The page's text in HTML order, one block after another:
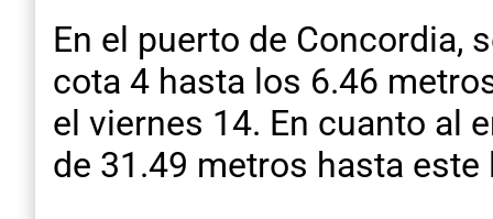
En el puerto de Concordia,
cota 4 hasta los 6.46
el viernes 14. En cuanto al
de 31.49 metros hasta este